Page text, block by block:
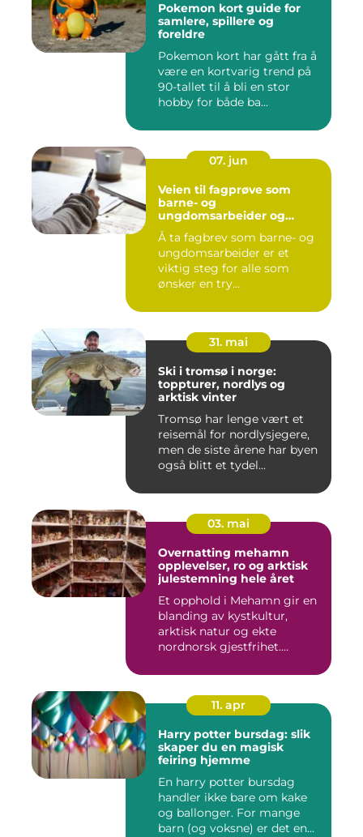
Pokemon kort guide for
samlere, spillere og
foreldre
Pokemon kort har gått fra å
være en kortvarig trend på
90-tallet til å bli en stor
hobby for både ba...
07. jun
Veien til fagprøve som
barne- og
ungdomsarbeider og
barne- og
ungdomsarbeiderfaget VG1
Å ta fagbrev som barne- og
ungdomsarbeider er et
viktig steg for alle som
ønsker en try...
31. mai
Ski i tromsø i norge:
toppturer, nordlys og
arktisk vinter
Tromsø har lenge vært et
reisemål for nordlysjegere,
men de siste årene har byen
også blitt et tydel...
03. mai
Overnatting mehamn
opplevelser, ro og arktisk
julestemning hele året
Et opphold i Mehamn gir en
blanding av kystkultur,
arktisk natur og ekte
nordnorsk gjestfrihet.
11. apr
Harry potter bursdag: slik
skaper du en magisk
feiring hjemme
En harry potter bursdag
handler ikke bare om kake
og ballonger. For mange
barn (og voksne) er det en...